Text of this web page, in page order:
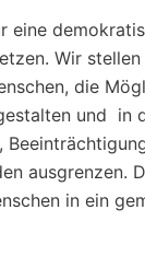
eine
Wir
die
und in
ausgrenzen.
in ein